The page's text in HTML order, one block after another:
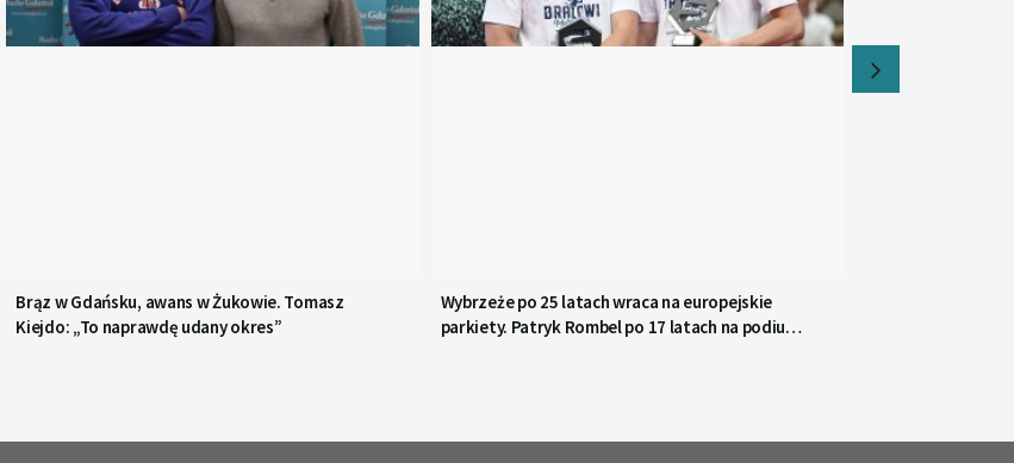
Brąz w Gdańsku, awans w Żukowie. Tomasz
Kiejdo: „To naprawdę udany okres”
Wybrzeże po 25 latach wraca na europejskie
parkiety. Patryk Rombel po 17 latach na podium